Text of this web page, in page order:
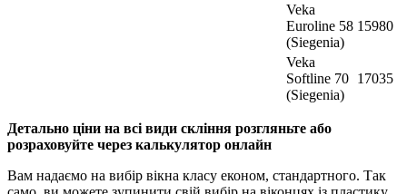
Veka
Euroline 58
(Siegenia)
15980
Veka
Softline 70
(Siegenia)
17035
Детально ціни на всі види скління розгляньте або
розраховуйте через калькулятор онлайн
Вам надаємо на вибір вікна класу економ, стандартного. Так